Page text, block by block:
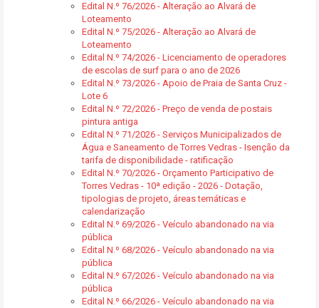
Edital N.º 76/2026 - Alteração ao Alvará de
Loteamento
Edital N.º 75/2026 - Alteração ao Alvará de
Loteamento
Edital N.º 74/2026 - Licenciamento de operadores
de escolas de surf para o ano de 2026
Edital N.º 73/2026 - Apoio de Praia de Santa Cruz -
Lote 6
Edital N.º 72/2026 - Preço de venda de postais
pintura antiga
Edital N.º 71/2026 - Serviços Municipalizados de
Água e Saneamento de Torres Vedras - Isenção da
tarifa de disponibilidade - ratificação
Edital N.º 70/2026 - Orçamento Participativo de
Torres Vedras - 10ª edição - 2026 - Dotação,
tipologias de projeto, áreas temáticas e
calendarização
Edital N.º 69/2026 - Veículo abandonado na via
pública
Edital N.º 68/2026 - Veículo abandonado na via
pública
Edital N.º 67/2026 - Veículo abandonado na via
pública
Edital N.º 66/2026 - Veículo abandonado na via